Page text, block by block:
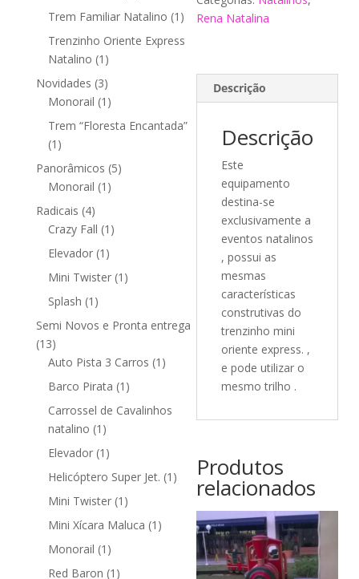
Rena Natalina
Descrição
Descrição
Este
equipamento
destina-se
exclusivamente a
eventos natalinos
, possui as
mesmas
características
construtivas do
trenzinho mini
oriente express. ,
e pode utilizar o
mesmo trilho .
Produtos
relacionados
produto
Trem Familiar Natalino 1 1
Trenzinho Oriente Express
Natalino 1 1
produto
Novidades 33
produtos
Monorail 1 1
produto
Trem “Floresta Encantada”
1 1
produto
Panorâmicos 55
Monorail 1 1
Radicais 44
produtos
Crazy Fall 1 1
Elevador 1 1
produto
Mini Twister 1 1
Splash 1 1
produto
Semi Novos e Pronta entrega
1313
produtos
Auto Pista 3 Carros 1 1
Barco Pirata 1 1
produto
Carrossel de Cavalinhos
natalino 1 1
produto
Elevador 1 1
produto
Helicóptero Super Jet. 1 1
produto
Mini Twister 1 1
produto
Mini Xícara Maluca 1 1
produto
Monorail 1 1
produto
Red Baron 1 1